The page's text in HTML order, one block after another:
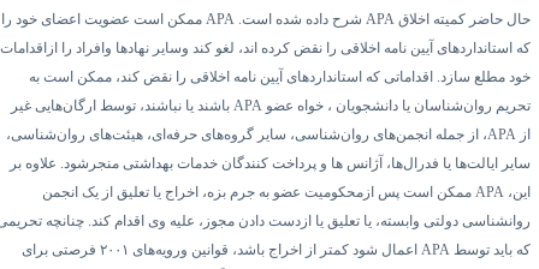
حاضر کمیته اخلاق APA شرح داده شده است. APA ممکن است عضویت اعضای خود را
استانداردهای آیین نامه اخلاقی را نقض کرده اند، لغو کند وسایر نهادها وافراد را ازاقدامات
مطلع سازد. اقداماتی که استانداردهای آیین نامه اخلاقی را نقض کند، ممکن است به
روان‌شناسان یا دانشجویان ، خواه عضو APA باشند یا نباشند، توسط ارگان‌هایی غیر
APA، از جمله انجمن‌های روان‌شناسی، سایر گروه‌های حرفه‌ای، هیئت‌های روان‌شناسی،
ایالت‌ها یا فدرال‌ها، آژانس ها و پرداخت کنندگان خدمات بهداشتی منجرشود. علاوه بر
APA ممکن است پس ازمحکومیت عضو به جرم بزه، اخراج یا تعلیق از یک انجمن
دولتی وابسته، یا تعلیق یا ازدست دادن مجوز، علیه وی اقدام کند. چنانچه تحریمی
باید توسط APA اعمال شود کمتر از اخراج باشد، قوانین ورویه‌های۲۰۰۱ فرصتی برای